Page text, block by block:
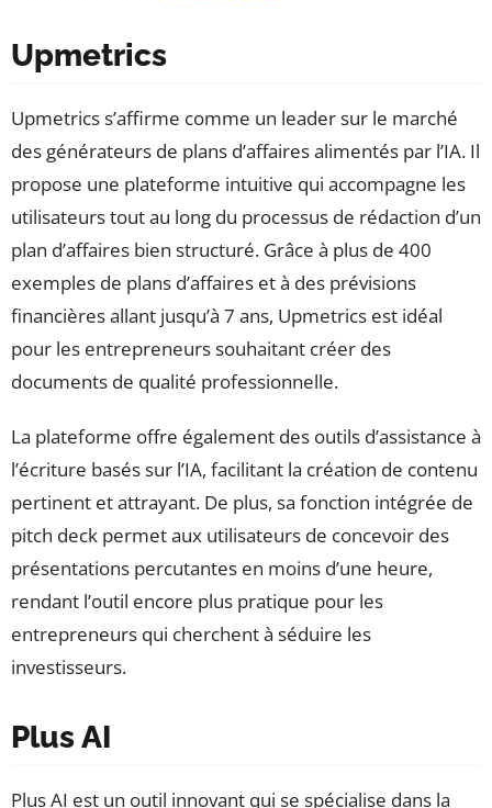
Upmetrics
Upmetrics s’affirme comme un leader sur le marché
des générateurs de plans d’affaires alimentés par l’IA. Il
propose une plateforme intuitive qui accompagne les
utilisateurs tout au long du processus de rédaction d’un
plan d’affaires bien structuré. Grâce à plus de 400
exemples de plans d’affaires et à des prévisions
financières allant jusqu’à 7 ans, Upmetrics est idéal
pour les entrepreneurs souhaitant créer des
documents de qualité professionnelle.
La plateforme offre également des outils d’assistance à
l’écriture basés sur l’IA, facilitant la création de contenu
pertinent et attrayant. De plus, sa fonction intégrée de
pitch deck permet aux utilisateurs de concevoir des
présentations percutantes en moins d’une heure,
rendant l’outil encore plus pratique pour les
entrepreneurs qui cherchent à séduire les
investisseurs.
Plus AI
Plus AI est un outil innovant qui se spécialise dans la